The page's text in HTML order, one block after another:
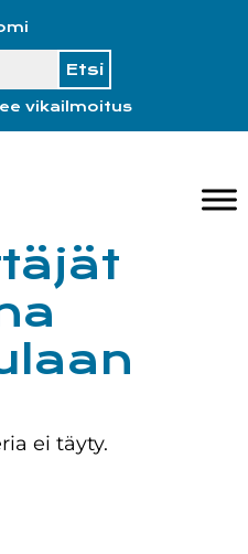
vikailmoitus
ei täyty.